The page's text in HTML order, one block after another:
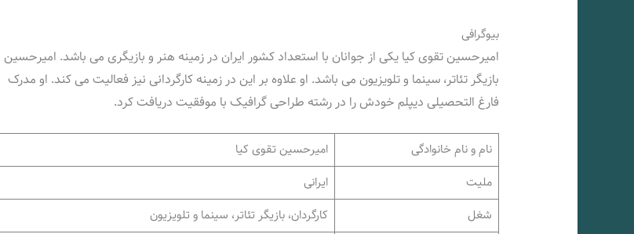
بیوگرافی
امیرحسین تقوی کیا یکی از جوانان با استعداد کشور ایران در زمینه هنر و بازیگری می باشد. امیرحسین
بازیگر تئاتر، سینما و تلویزیون می باشد. او علاوه بر این در زمینه کارگردانی نیز فعالیت می کند. او مدرک
فارغ التحصیلی دیپلم خودش را در رشته طراحی گرافیک با موفقیت دریافت کرد.
نام و نام خانوادگی
امیرحسین تقوی کیا
ملیت
ایرانی
شغل
کارگردان، بازیگر تئاتر، سینما و تلویزیون